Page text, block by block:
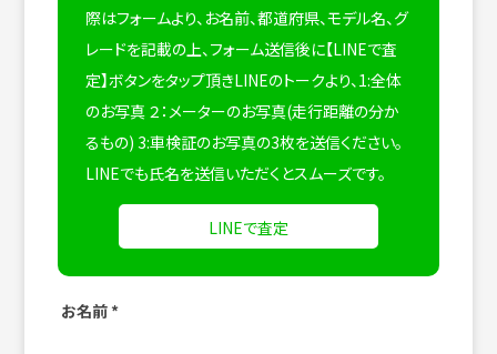
際はフォームより、お名前、都道府県、モデル名、グ
レードを記載の上、フォーム送信後に【LINEで査
定】ボタンをタップ頂きLINEのトークより、1:全体
のお写真 ２：メーターのお写真(走行距離の分か
るもの) 3:車検証のお写真の3枚を送信ください。
LINEでも氏名を送信いただくとスムーズです。
LINEで査定
お名前 *